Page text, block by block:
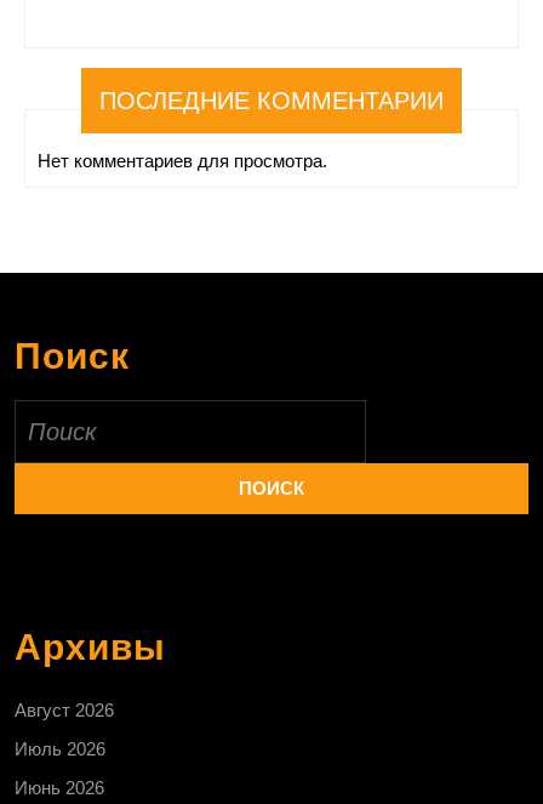
ПОСЛЕДНИЕ КОММЕНТАРИИ
Нет комментариев для просмотра.
Поиск
Архивы
Август 2026
Июль 2026
Июнь 2026